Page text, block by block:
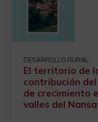
DESARROLLO RURAL
El territorio de
contribución
de crecimiento
valles del Nansa